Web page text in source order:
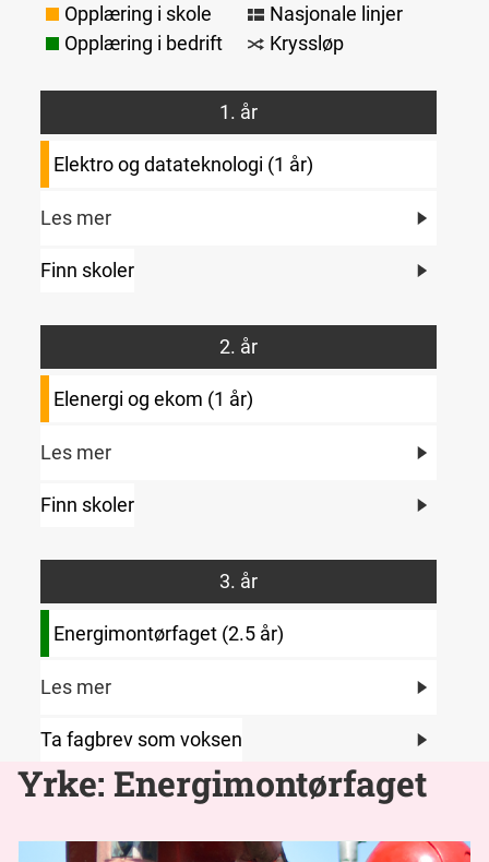
Opplæring i skole
Nasjonale linjer
Opplæring i bedrift
Kryssløp
1. år
Elektro og datateknologi (1 år)
Les mer
Finn skoler
2. år
Elenergi og ekom (1 år)
Les mer
Finn skoler
3. år
Energimontørfaget (2.5 år)
Les mer
Ta fagbrev som voksen
Yrke: Energimontørfaget